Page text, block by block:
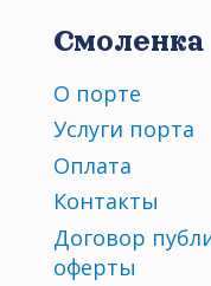
Смоленка
О порте
Услуги порта
Оплата
Контакты
Договор
оферты